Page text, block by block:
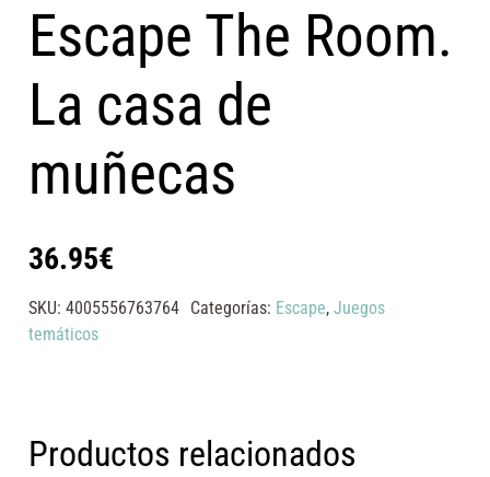
Escape The Room.
La casa de
muñecas
36.95€
SKU:4005556763764 Categorías: Escape, Juegos
temáticos
Productos relacionados